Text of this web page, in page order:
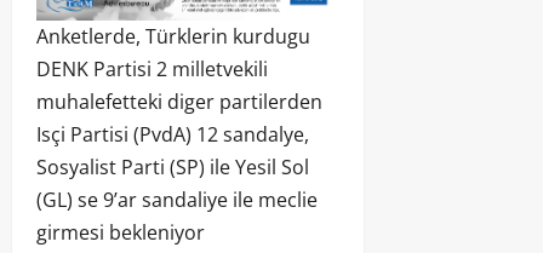
Anketlerde, Türklerin kurdugu
DENK Partisi 2 milletvekili
muhalefetteki diger partilerden
Isçi Partisi (PvdA) 12 sandalye,
Sosyalist Parti (SP) ile Yesil Sol
(GL) se 9’ar sandaliye ile meclie
girmesi bekleniyor